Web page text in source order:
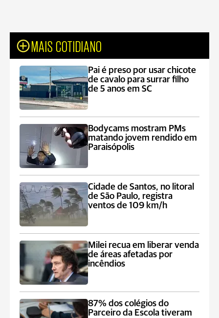
MAIS COTIDIANO
Pai é preso por usar chicote
de cavalo para surrar filho
de 5 anos em SC
Bodycams mostram PMs
matando jovem rendido em
Paraisópolis
Cidade de Santos, no litoral
de São Paulo, registra
ventos de 109 km/h
Milei recua em liberar venda
de áreas afetadas por
incêndios
87% dos colégios do
Parceiro da Escola tiveram